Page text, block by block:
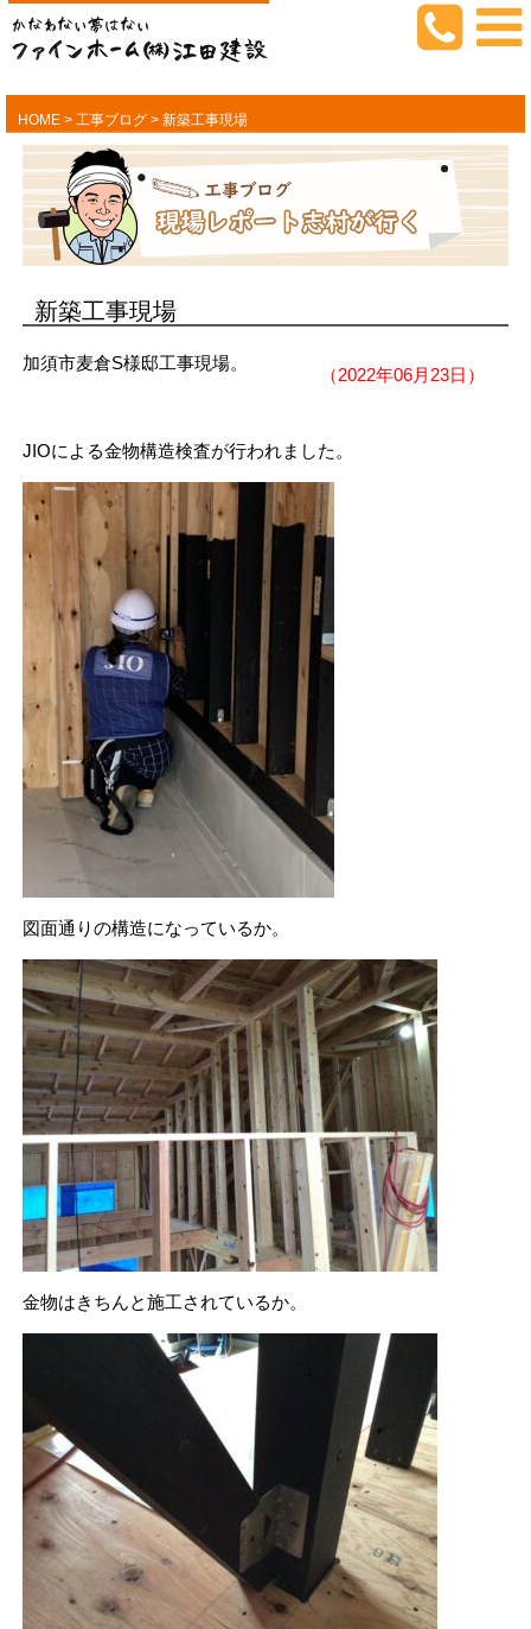
HOME > 工事ブログ > 新築工事現場
新築工事現場
（2022年06月23日）
加須市麦倉S様邸工事現場。
JIOによる金物構造検査が行われました。
図面通りの構造になっているか。
金物はきちんと施工されているか。